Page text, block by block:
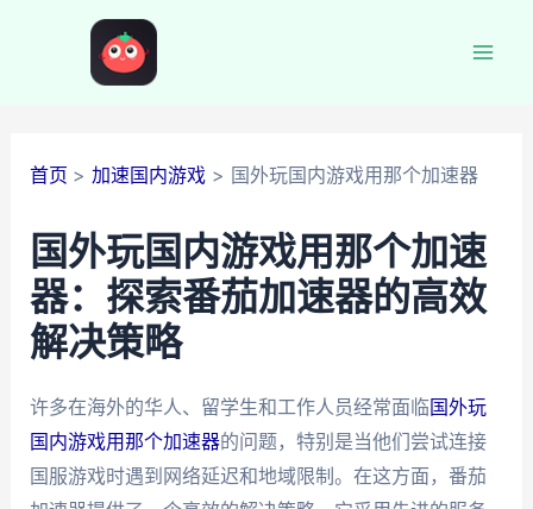
首页 加速国内游戏 国外玩国内游戏用那个加速器
国外玩国内游戏用那个加速
器：探索番茄加速器的高效
解决策略
许多在海外的华人、留学生和工作人员经常面临国外玩
国内游戏用那个加速器的问题，特别是当他们尝试连接
国服游戏时遇到网络延迟和地域限制。在这方面，番茄